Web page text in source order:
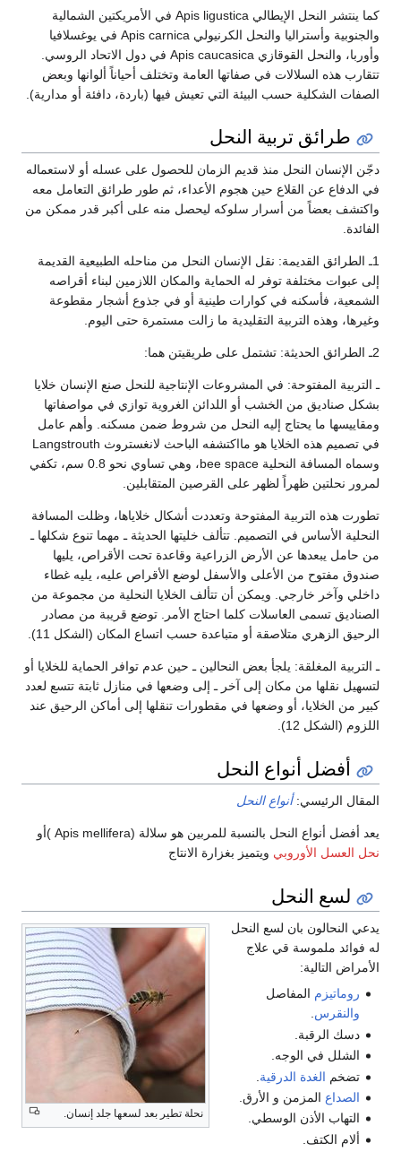
كما ينتشر النحل الإيطالي Apis ligustica في الأمريكتين الشمالية
والجنوبية وأستراليا والنحل الكرنيولي Apis carnica في يوغسلافيا
وأوربا، والنحل القوقازي Apis caucasica في دول الاتحاد الروسي.
تتقارب هذه السلالات في صفاتها العامة وتختلف أحياناً ألوانها وبعض
الصفات الشكلية حسب البيئة التي تعيش فيها (باردة، دافئة أو مدارية).
طرائق تربية النحل
دجّن الإنسان النحل منذ قديم الزمان للحصول على عسله أو لاستعماله
في الدفاع عن القلاع حين هجوم الأعداء، ثم طور طرائق التعامل معه
واكتشف بعضاً من أسرار سلوكه ليحصل منه على أكبر قدر ممكن من
الفائدة.
1ـ الطرائق القديمة: نقل الإنسان النحل من مناحله الطبيعية القديمة
إلى عبوات مختلفة توفر له الحماية والمكان اللازمين لبناء أقراصه
الشمعية، فأسكنه في كوارات طينية أو في جذوع أشجار مقطوعة
وغيرها، وهذه التربية التقليدية ما زالت مستمرة حتى اليوم.
2ـ الطرائق الحديثة: تشتمل على طريقيتن هما:
ـ التربية المفتوحة: في المشروعات الإنتاجية للنحل صنع الإنسان خلايا
بشكل صناديق من الخشب أو اللدائن الغروية توازي في مواصفاتها
ومقاييسها ما يحتاج إليه النحل من شروط ضمن مسكنه. وأهم عامل
في تصميم هذه الخلايا هو مااكتشفه الباحث لانغستروث Langstrouth
وسماه المسافة النحلية bee space، وهي تساوي نحو 0.8 سم، تكفي
لمرور نحلتين ظهراً لظهر على القرصين المتقابلين.
تطورت هذه التربية المفتوحة وتعددت أشكال خلاياها، وظلت المسافة
النحلية الأساس في التصميم. تتألف خليتها الحديثة ـ مهما تنوع شكلها ـ
من حامل يبعدها عن الأرض الزراعية وقاعدة تحت الأقراص، يليها
صندوق مفتوح من الأعلى والأسفل لوضع الأقراص عليه، يليه غطاء
داخلي وآخر خارجي. ويمكن أن تتألف الخلايا النحلية من مجموعة من
الصناديق تسمى العاسلات كلما احتاج الأمر. توضع قريبة من مصادر
الرحيق الزهري متلاصقة أو متباعدة حسب اتساع المكان (الشكل 11).
ـ التربية المغلقة: يلجأ بعض النحالين ـ حين عدم توافر الحماية للخلايا أو
لتسهيل نقلها من مكان إلى آخر ـ إلى وضعها في منازل ثابتة تتسع لعدد
كبير من الخلايا، أو وضعها في مقطورات تنقلها إلى أماكن الرحيق عند
اللزوم (الشكل 12).
أفضل أنواع النحل
المقال الرئيسي:أنواع النحل
يعد أفضل أنواع النحل بالنسبة للمربين هو سلالة (Apis mellifera )أو
نحل العسل الأوروبي ويتميز بغزارة الانتاج
لسع النحل
نحلة تطير بعد لسعها جلد إنسان.
يدعي النحالون بان لسع النحل
له فوائد ملموسة قي علاج
الأمراض التالية:
روماتيزم المفاصل
والنقرس.
دسك الرقبة.
الشلل في الوجه.
تضخم الغدة الدرقية
الصداع المزمن و الأرق.
التهاب الأذن الوسطي.
ألام الكتف.